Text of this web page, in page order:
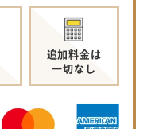
追加料金は
一切なし